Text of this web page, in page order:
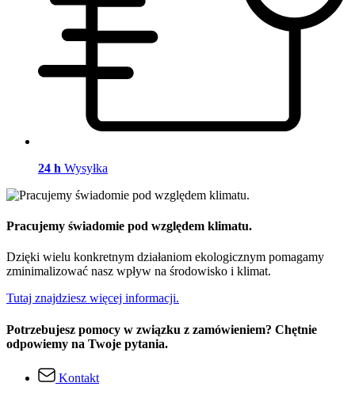
24 h Wysyłka
Pracujemy świadomie pod względem klimatu.
Dzięki wielu konkretnym działaniom ekologicznym pomagamy
zminimalizować nasz wpływ na środowisko i klimat.
Tutaj znajdziesz więcej informacji.
Potrzebujesz pomocy w związku z zamówieniem? Chętnie
odpowiemy na Twoje pytania.
Kontakt